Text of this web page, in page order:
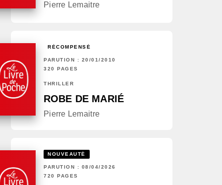
Pierre Lemaitre
RÉCOMPENSÉ
PARUTION : 20/01/2010
320 PAGES
THRILLER
ROBE DE MARIÉ
Pierre Lemaitre
NOUVEAUTÉ
PARUTION : 08/04/2026
720 PAGES